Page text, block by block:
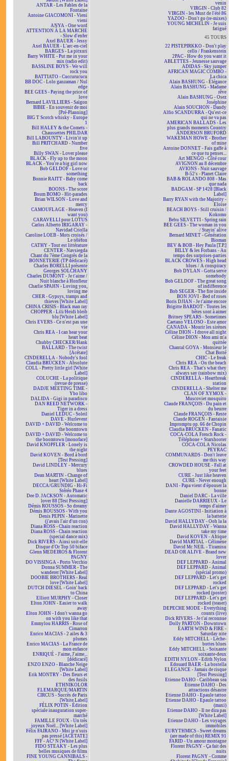
ANTAR - Les Fables de la
Fontaine
Antoine GIACOMONI - Vieni
vieni
ANYA - One word
ATTENTION À LA MARCHE
- Slow d'enfer
Axel BAUER - Jessy
Axel BAUER - L'arc-en-ciel
BARGES - La pitxuri
Barry WHITE - Put me in your
mix (radio edit)
BASSLINE BOYS - We will
rock you
BATTIATO - Cuccurucucu
BB DOC - Lolo ganzaman / Nul
edge
BEE GEES - Paying the price of
love
Bernard LAVILLIERS - Saïgon
BIBIE - En souvenir de moi
[Pré-Planning]
BIG T Scotch whisky - Europe
1
Bill HALEY & the Comets -
Chaussettes PHILDAR
Bill LABOUNTY - Livin'it up
Bill PRITCHARD - Number
five
Billy SWAN - Lover please
BLACK - Fly up to the moon
BLACK - You're a big girl now
Bob GELDOF - Love or
something
Bonnie RAITT - Baby come
back
BOONS - The score
Boum BOMO - Hit-parades
Brian WILSON - Love and
mercy
CAMOUFLAGE - Heaven (I
want you)
CARAVELLI pour LOTUS
Carlos Alberto IRIGARAY -
Navidad Criolla
Caroline LOEB - Mots croisés /
Le téléfon
CATHY - Tout est littérature
CENTER - Navsiegda
Chant du 7ème Congrès de la
BONNETERIE (TP dédicacé)
Charles BORELLI présente
Georges SOLCHANY
Charles DUMONT - Je t'aime /
Nuit blanche à Honfleur
Charlie SPAHN - Loving you,
loving me
CHER - Gypsys, tramps and
thieves [White Label]
CHINA CRISIS - Black man ray
CHOPPER - Lili/Heidi bleib
blu [White Label]
Chris EVERS - Ce n'est pas une
vie
Chris REA - I can hear your
heart beat
Chubby CHECKER/Hank
BALLARD - The twist
[Acétate]
CINDERELLA - Nobody's fool
Claudia BRÜCKEN - Absolute
COLL - Pretty little girl [White
Label]
COLUCHE - La politique
(revue de presse)
DADJE MEETING TIME -
Ybo libo
DALIDA - Gigi in paradisco
DAN REED NETWORK -
Tiger in a dress
Daniel LEDUC - Soleil
DAVE - Hurlevent
DAVID + DAVID - Welcome to
the boomtown
DAVID + DAVID - Welcome to
the boomtown [monoface]
David KNOPFLER - Lonely is
the night
David KOVEN - Bord à bord
[Test Pressing]
David LINDLEY - Mercury
blues
Dean MARTIN - Change of
heart [White Label]
DECCA/GRUNDIG - Hi-Fi
Stéréo Phase 4
Dee D. JACKSON - Automatic
lover 88 [Test Pressing]
Démis ROUSSOS - So dreamy
Démis ROUSSOS - With you
Denis PEPIN - Marinette
(j'avais l'air d'un con)
Diana ROSS - Chain reaction
Diana ROSS - Chain reaction
(special dance mix)
Dick RIVERS - Ainsi soit-elle
Disque d'Or Top 50 biface
Glenn MEDEIROS & Florent
PAGNY
DO VISSINGA - Porto Vecchio
Donna SUMMER - The
wanderer [White Label]
DOOBIE BROTHERS - Real
love [White Label]
DUTCH DIESEL - Goin' back
to China
Elliott MURPHY - Closer
Elton JOHN - Easier to walk
away
Elton JOHN - I don't wanna go
on with you like that
Emmylou HARRIS - Rose of
Cimarron
Enrico MACIAS - 2 ailes & 3
plumes
Enrico MACIAS - La France de
mon enfance
ENRIQUÉ - J'aime, J'aime...
[dédicacé]
ENZO ENZO - Blanche Neige
[White Label]
Erik MONTRY - Des fleurs et
des fusils
ETHNIKOLOR
F.LEMARQUE/MARTIN
CIRCUS - Succès de Paris
[White Label]
FÉLIX POTIN - Édition
spéciale inauguration super-
marché
FAMILLE FOUX - Un très
joyeux Noël... [White Label]
Félix FAIRANO - Moi je n'suis
pas pressé [ACÉTATE]
FFF - AC² N [White Label]
FIDO STEAKY - Les plus
belles musiques de films
FINE YOUNG CANNIBALS -
venin
VIRGIN - Club 82
VIRGIN - les Must de l'été 86
YAZOO - Don't go (re-mixes)
YOUNG MICHELIN - Je suis
fatigué
45 TOURS
22 PISTEPIRKKO - Don't play
cello / Frankenstein
2PAC - How do you want it
ABLETTES - Jeunesse sauvage
ADIDAS - Sky jumper
AFRICAN MAGIC COMBO -
La chica
Alain BASHUNG - Élégance
Alain BASHUNG - Madame
rêve
Alain BASHUNG - Osez
Joséphine
Alain SOUCHON - Dandy
Alfio SCANDURRA - Qu'est-ce
qui ne va pas
AMERICAN BALLADS - Les
plus grands moments Country
ANDERSON BRUFORD
WAKEMAN HOWE - Brother
of mine
Antoine DONNET - Fais gaffe à
ce que tu penses...
Art MENGO - Côté cour
AVIGNON au 8 décembre
AVIONS - Nuit sauvage
B-52's - Planet Claire
BAB & ROLANDO 808 - Mas
que nada
BADGAM - SP 1428 [Black
Label]
Barry RYAN with the Majority -
Eloïse
BEACH BOYS - Still cruisin /
Kokomo
Bebu SILVETTI - Spring rain
BEE GEES - The woman in you
/ Stayin' alive
Bernard MINET - Génération
Bioman
BEV & BOB - Hey Paula [T.P.]
BILLY & les Forbans - Au
temps des surprises-parties
BLACK CROWES - High head
blues / A conspiracy
Bob DYLAN - Gotta serve
somebody
Bob GELDOF - The great song
of indifference
Bob SEGER - The fire inside
BON JOVI - Bed of roses
Boris DJIAN - Je t'aime encore
Brigitte BARDOT - Toutes les
bêtes sont à aimer
Britney SPEARS - Sometimes
Caetano VELOSO - Este amor
CANADA - Mourir les sirènes
Céline DION - I drove all night
Céline DION - Mon ami m'a
quittée
Chantal GOYA - Monsieur le
Chat Botté
CHIC - Le freak
Chris REA - On the beach
Chris REA - That's what they
always say (rainbow mix)
CINDERELLA - Heartbreak
station
CINDERELLA - Shelter me
CLAN OF XYMOX -
Muscoviet mosquito
Claude FRANÇOIS - Du pain et
du beurre
Claude FRANÇOIS - Reste
Claude ROGEN - Fantaisie
Impromptu op. 66 de Chopin
Claudia BRÜCKEN - Fanatic
COCA-COLA French Rock -
Téléphone + Starshooter
COCA-COLA Nicolas
PEYRAC
COMMUNARDS - Don't leave
me this way
CROWDED HOUSE - Fall at
your feet
CURE - Just like heaven
CURE - Never enough
DANI - Papa vient d'épouser la
bonne
Daniel DARC - La ville
Danielle DARRIEUX - Le
temps d'aimer
Dante AGOSTINI - Initiation à
la batterie
David HALLYDAY - Ooh la la
David HALLYDAY - Wanna
take my time
David KOVEN - Afrique
David MARTIAL - Célimène
David Mc NEIL - Tiramisu
DEAD OR ALIVE - Brand new
lover
DEF LEPPARD - Animal
DEF LEPPARD - Animal
(spécial promo)
DEF LEPPARD - Let's get
rocked
DEF LEPPARD - Let's get
rocked (poster)
DEF LEPPARD - Let's get
rocked (teaser)
DEPECHE MODE - Everything
counts (live)
Dick RIVERS - Je t'ai reconnue
Dolly PARTON - Downtown
EARTH WIND & FIRE -
Saturday nite
Eddy MITCHELL - Lèche-
bottes blues
Eddy MITCHELL - Soixante
soixante-deux
EDITH NYLON - Edith Nylon
Edouard BAER - La bostella
ELEGANCE - Jamais de risque
[Test Pressing]
Etienne DAHO - Caribbean sea
Etienne DAHO - Des
attractions désastre
Etienne DAHO - Epaule tattoo
Etienne DAHO - Epaule tattoo
(maxi)
Etienne DAHO - Il ne dira pas
[White Label]
Etienne DAHO - Les voyages
immobiles
EURYTHMICS - Sweet dreams
(are made of this) REMIX 91
FARID - Un amour montagne
Florent PAGNY - Ça fait des
nuits
Florent PAGNY - Comme